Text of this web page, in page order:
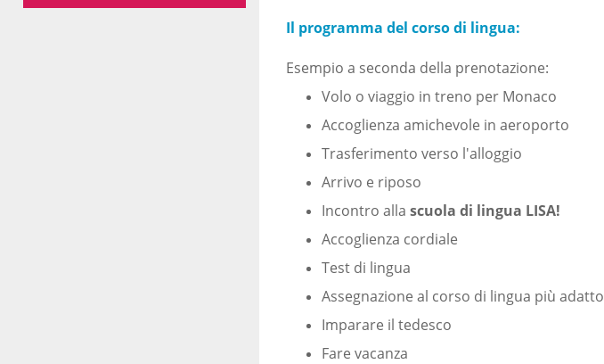
Il programma del corso di lingua:
Esempio a seconda della prenotazione:
Volo o viaggio in treno per Monaco
Accoglienza amichevole in aeroporto
Trasferimento verso l'alloggio
Arrivo e riposo
Incontro alla scuola di lingua LISA!
Accoglienza cordiale
Test di lingua
Assegnazione al corso di lingua più adatto
Imparare il tedesco
Fare vacanza